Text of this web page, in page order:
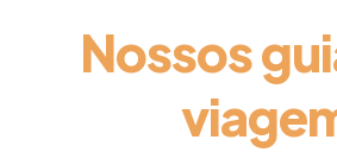
Nossos